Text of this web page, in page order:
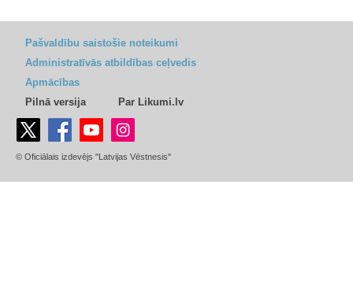
Pašvaldību saistošie noteikumi
Administratīvās atbildības ceļvedis
Apmācības
Pilnā versija
Par Likumi.lv
© Oficiālais izdevējs "Latvijas Vēstnesis"